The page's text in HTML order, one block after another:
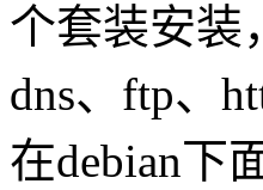
个套装安装
dns、ftp、
在debian下